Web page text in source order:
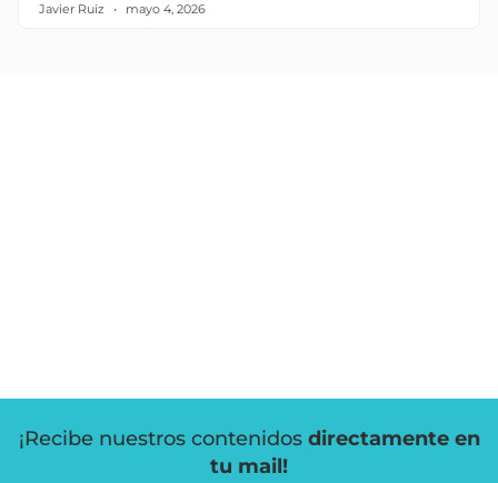
Javier Ruiz mayo 4, 2026
¡Recibe nuestros contenidos directamente en
tu mail!